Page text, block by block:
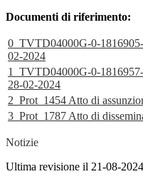
Documenti di riferimento:
0_TVTD04000G-0-
02-2024
1_TVTD04000G-0-
28-02-2024
2_Prot_1454 Atto di
3_Prot_1787 Atto di
Notizie
Ultima revisione il 21-08-2024